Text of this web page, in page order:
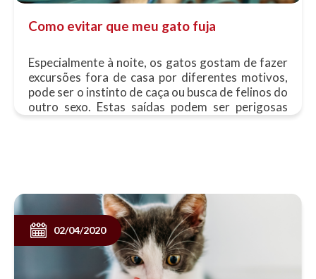
Como evitar que meu gato fuja
Especialmente à noite, os gatos gostam de fazer
excursões fora de casa por diferentes motivos,
pode ser o instinto de caça ou busca de felinos do
outro sexo. Estas saídas podem ser perigosas
02/04/2020